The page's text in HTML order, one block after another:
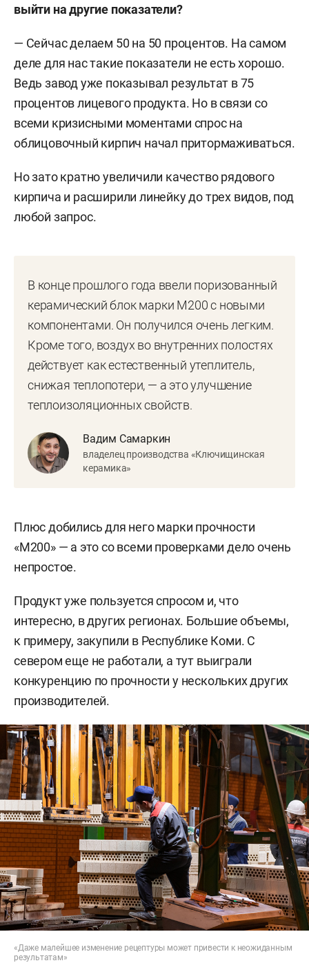
выйти на другие показатели?
— Сейчас делаем 50 на 50 процентов. На самом
деле для нас такие показатели не есть хорошо.
Ведь завод уже показывал результат в 75
процентов лицевого продукта. Но в связи со
всеми кризисными моментами спрос на
облицовочный кирпич начал притормаживаться.
Но зато кратно увеличили качество рядового
кирпича и расширили линейку до трех видов, под
любой запрос.
В конце прошлого года ввели поризованный
керамический блок марки М200 с новыми
компонентами. Он получился очень легким.
Кроме того, воздух во внутренних полостях
действует как естественный утеплитель,
снижая теплопотери, — а это улучшение
теплоизоляционных свойств.
Вадим Самаркин
владелец производства «Ключищинская
керамика»
Плюс добились для него марки прочности
«М200» — а это со всеми проверками дело очень
непростое.
Продукт уже пользуется спросом и, что
интересно, в других регионах. Большие объемы,
к примеру, закупили в Республике Коми. С
севером еще не работали, а тут выиграли
конкуренцию по прочности у нескольких других
производителей.
«Даже малейшее изменение рецептуры может привести к неожиданным
результатам»